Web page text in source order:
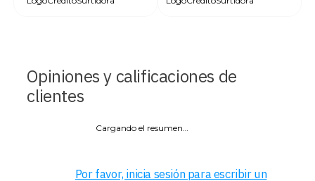
Opiniones y calificaciones de
clientes
Cargando el resumen…
Por favor, inicia sesión para escribir un